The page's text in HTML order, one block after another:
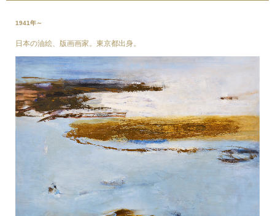
1941年～
日本の油絵、版画画家。東京都出身。